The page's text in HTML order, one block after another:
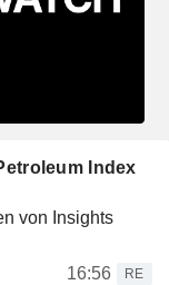
Index
von Insights
16:56
RE